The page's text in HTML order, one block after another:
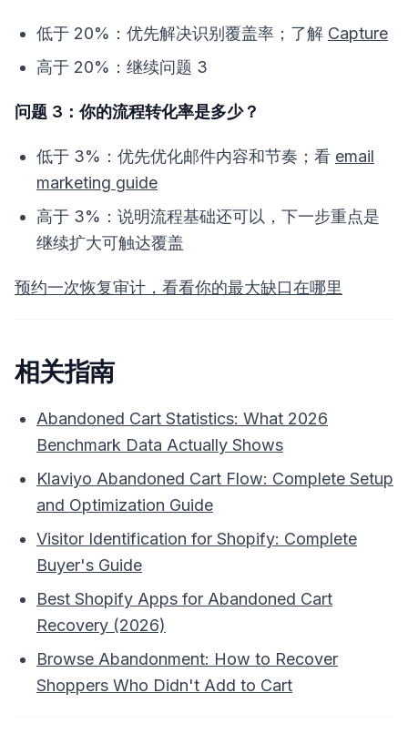
低于 20%：优先解决识别覆盖率；了解 Capture
高于 20%：继续问题 3
问题 3：你的流程转化率是多少？
低于 3%：优先优化邮件内容和节奏；看 email
marketing guide
高于 3%：说明流程基础还可以，下一步重点是
继续扩大可触达覆盖
预约一次恢复审计，看看你的最大缺口在哪里
相关指南
Abandoned Cart Statistics: What 2026
Benchmark Data Actually Shows
Klaviyo Abandoned Cart Flow: Complete Setup
and Optimization Guide
Visitor Identification for Shopify: Complete
Buyer's Guide
Best Shopify Apps for Abandoned Cart
Recovery (2026)
Browse Abandonment: How to Recover
Shoppers Who Didn't Add to Cart